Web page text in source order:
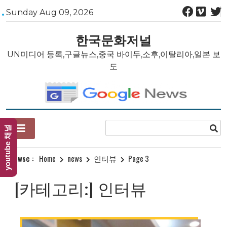
Skip
to
Sunday Aug 09, 2026
한국문화저널
UN미디어 등록,구글뉴스,중국 바이두,소후,이탈리아,일본 보
도
Browse : Home news 인터뷰 Page 3
[카테고리:] 인터뷰
youtube 채널